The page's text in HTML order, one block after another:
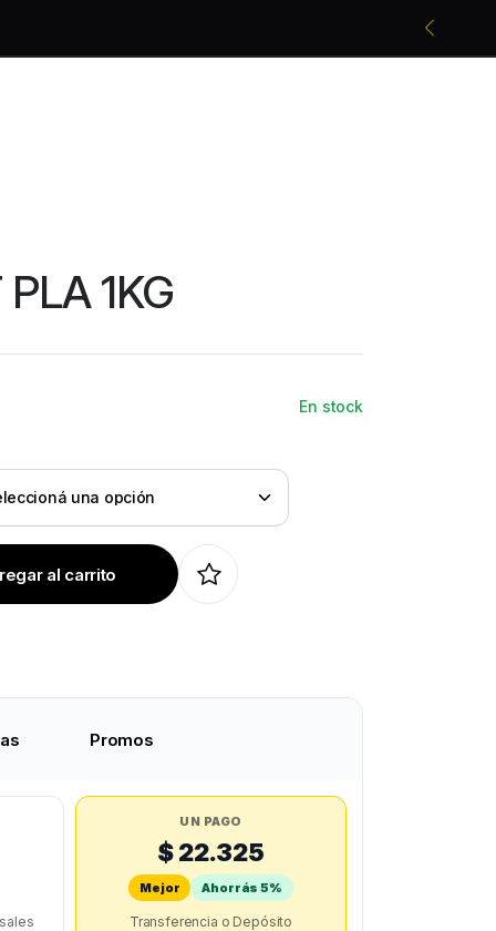
1KG
En stock
al carrito
Promos
UN PAGO
$ 22.325
Mejor Ahorrás 5%
Transferencia o Depósito